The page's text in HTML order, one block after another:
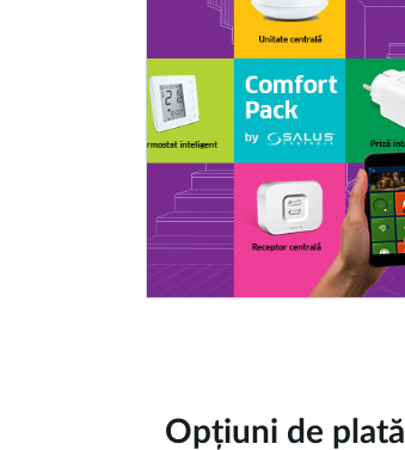
Opțiuni de plată